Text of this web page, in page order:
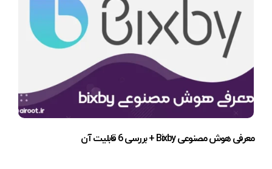
معرفی هوش مصنوعی Bixby + بررسی 6 قابلیت آن